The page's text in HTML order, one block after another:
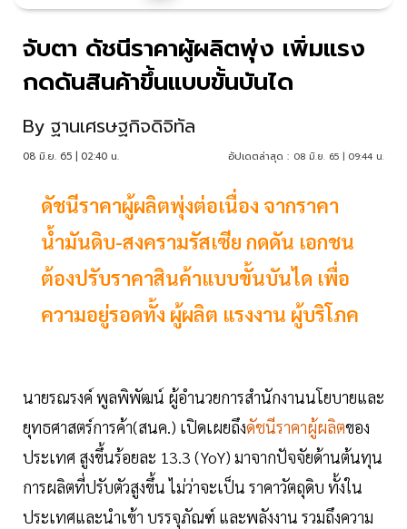
จับตา ดัชนีราคาผู้ผลิตพุ่ง เพิ่มแรง
กดดันสินค้าขึ้นแบบขั้นบันได
By ฐานเศรษฐกิจดิจิทัล
08 มิ.ย. 65 | 02:40 น. อัปเดตล่าสุด : 08 มิ.ย. 65 | 09:44 น.
ดัชนีราคาผู้ผลิตพุ่งต่อเนื่อง จากราคา
น้ำมันดิบ-สงครามรัสเซีย กดดัน เอกชน
ต้องปรับราคาสินค้าแบบขั้นบันได เพื่อ
ความอยู่รอดทั้ง ผู้ผลิต แรงงาน ผู้บริโภค
นายรณรงค์ พูลพิพัฒน์ ผู้อำนวยการสำนักงานนโยบายและ
ยุทธศาสตร์การค้า(สนค.) เปิดเผยถึงดัชนีราคาผู้ผลิตของ
ประเทศ สูงขึ้นร้อยละ 13.3 (YoY) มาจากปัจจัยด้านต้นทุน
การผลิตที่ปรับตัวสูงขึ้น ไม่ว่าจะเป็น ราคาวัตถุดิบ ทั้งใน
ประเทศและนำเข้า บรรจุภัณฑ์ และพลังงาน รวมถึงความ